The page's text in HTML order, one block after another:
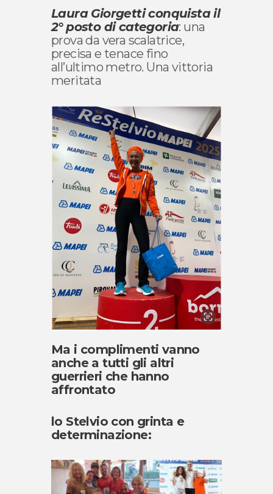
Laura Giorgetti conquista il
2° posto di categoria: una
prova da vera scalatrice,
precisa e tenace fino
all’ultimo metro. Una vittoria
meritata
Ma i complimenti vanno
anche a tutti gli altri
guerrieri che hanno
affrontato
lo Stelvio con grinta e
determinazione: